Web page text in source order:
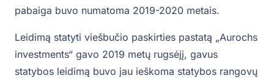
pabaiga buvo numatoma 2019-2020 metais.
Leidimą statyti viešbučio paskirties pastatą „Aurochs
investments“ gavo 2019 metų rugsėjį, gavus
statybos leidimą buvo jau ieškoma statybos rangovų